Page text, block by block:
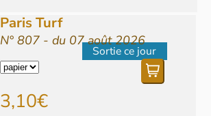
Sortie ce jour
Paris Turf
N° 807 - du 07 août 2026
3,10€